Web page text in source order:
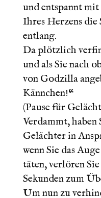
und entspannt
Ihres Herzens die
entlang.
Da plötzlich
und als Sie nach
von Godzilla
Kännchen!“
(Pause für
Verdammt, haben
Gelächter in
wenn Sie das
täten, verlören
Sekunden zum
Um nun zu